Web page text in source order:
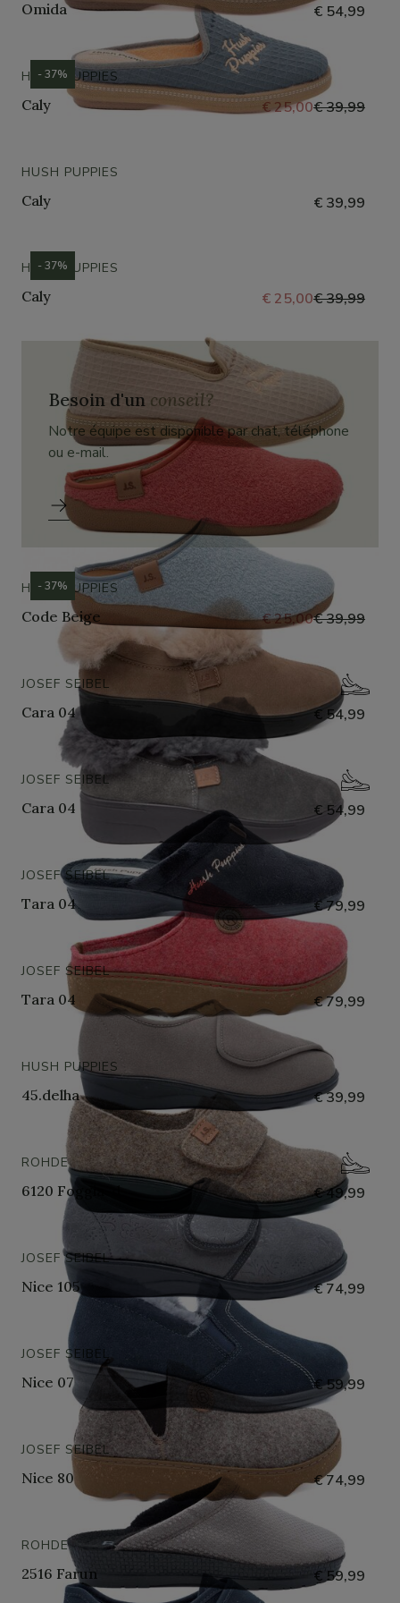
Omida € 54,99
HUSH PUPPIES
Caly € 25,00€ 39,99
- 37%
HUSH PUPPIES
Caly € 39,99
HUSH PUPPIES
Caly € 25,00€ 39,99
- 37%
Besoin d'un conseil?
Notre équipe est disponible par chat, téléphone
ou e-mail.
HUSH PUPPIES
Code Beige € 25,00€ 39,99
- 37%
JOSEF SEIBEL
Cara 04 € 54,99
JOSEF SEIBEL
Cara 04 € 54,99
JOSEF SEIBEL
Tara 04 € 79,99
JOSEF SEIBEL
Tara 04 € 79,99
HUSH PUPPIES
45.delha € 39,99
ROHDE
6120 Foggia-d € 49,99
JOSEF SEIBEL
Nice 105 € 74,99
JOSEF SEIBEL
Nice 07 € 59,99
JOSEF SEIBEL
Nice 80 € 74,99
ROHDE
2516 Farun € 59,99